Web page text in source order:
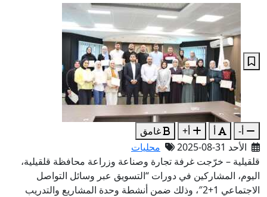
أ- أ أ+
غامق
الأحد 31-08-2025
محليات
قلقيلية – خرّجت غرفة تجارة وصناعة وزراعة محافظة قلقيلية،
اليوم، المشاركين في دورات “التسويق عبر وسائل التواصل
الاجتماعي 1+2″، وذلك ضمن أنشطة وحدة المشاريع والتدريب